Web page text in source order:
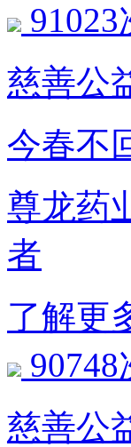
慈善公
今春不
尊龙药
者
了解更
慈善公